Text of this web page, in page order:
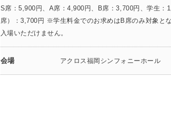
S席：5,900円、A席：4,900円、B席：3,700円、学生：
席）：3,700円 ※学生料金でのお求めはB席のみ対象と
入場いただけません。
会場 アクロス福岡シンフォニーホール